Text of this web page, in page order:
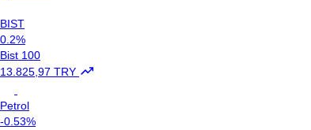
BIST
0.2%
Bist 100
13.825,97 TRY
Petrol
-0.53%